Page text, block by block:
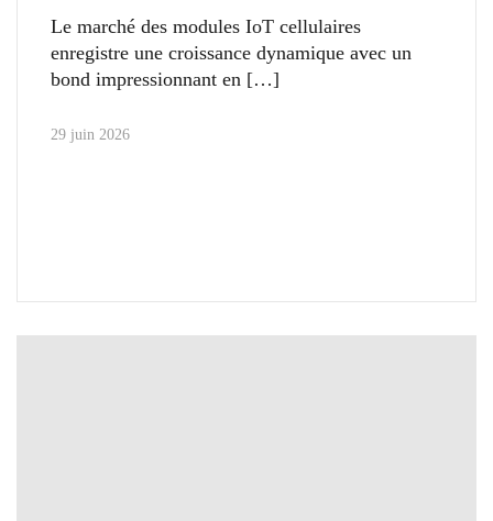
Le marché des modules IoT cellulaires
enregistre une croissance dynamique avec un
bond impressionnant en
29 juin 2026